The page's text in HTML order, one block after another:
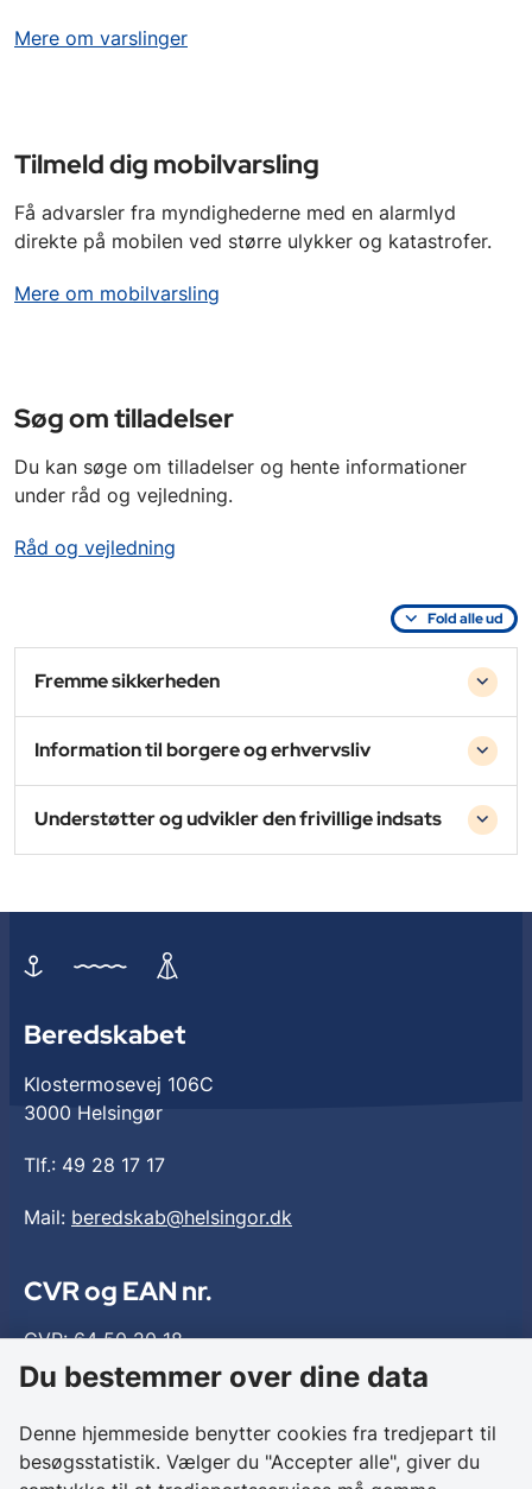
Mere om varslinger
Tilmeld dig mobilvarsling
Få advarsler fra myndighederne med en alarmlyd
direkte på mobilen ved større ulykker og katastrofer.
Mere om mobilvarsling
Søg om tilladelser
Du kan søge om tilladelser og hente informationer
under råd og vejledning.
Råd og vejledning
Fold alle ud
Fremme sikkerheden
Information til borgere og erhvervsliv
Understøtter og udvikler den frivillige indsats
Beredskabet
Klostermosevej 106C
3000 Helsingør
Tlf.: 49 28 17 17
Mail: beredskab@helsingor.dk
CVR og EAN nr.
CVR: 64 50 20 18
EAN: 579 000 112 5691
Tilgængelighed
Du bestemmer over dine data
Denne hjemmeside benytter cookies fra tredjepart til
besøgsstatistik. Vælger du "Accepter alle", giver du